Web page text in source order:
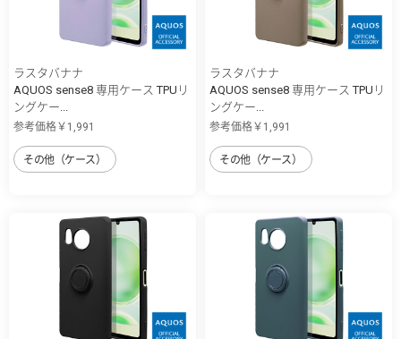
ラスタバナナ
AQUOS sense8 専用ケース TPUリ
ングケー...
参考価格￥1,991
その他（ケース）
ラスタバナナ
AQUOS sense8 専用ケース TPUリ
ングケー...
参考価格￥1,991
その他（ケース）